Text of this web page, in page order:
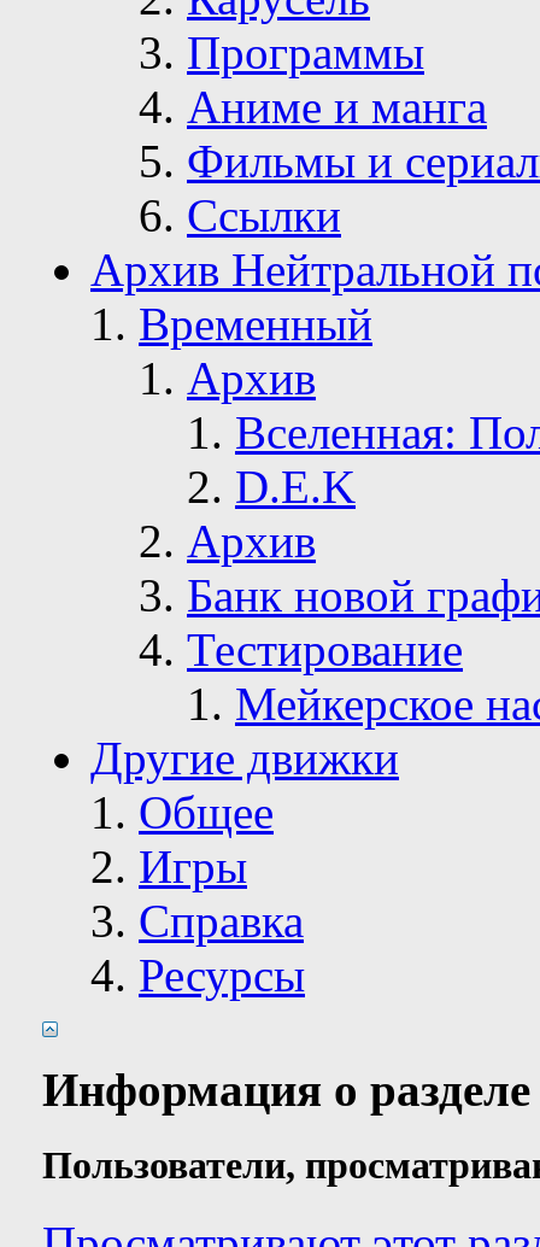
Программы
Аниме и манга
Фильмы и
Ссылки
Архив Нейтральной
Временный
Архив
Вселенная:
D.E.K
Архив
Банк новой
Тестирование
Мейкерское
Другие движки
Общее
Игры
Справка
Ресурсы
Информация о
Пользователи,